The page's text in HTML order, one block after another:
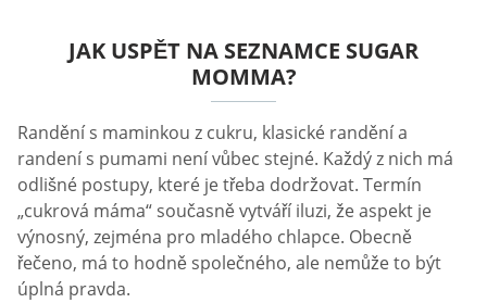
JAK USPĚT NA SEZNAMCE SUGAR
MOMMA?
Randění s maminkou z cukru, klasické randění a
randení s pumami není vůbec stejné. Každý z nich má
odlišné postupy, které je třeba dodržovat. Termín
„cukrová máma“ současně vytváří iluzi, že aspekt je
výnosný, zejména pro mladého chlapce. Obecně
řečeno, má to hodně společného, ​​ale nemůže to být
úplná pravda.